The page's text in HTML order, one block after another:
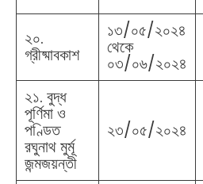
২০.
গ্রীষ্মাবকাশ
১৩/০৫/২০২৪
থেকে
০৩/০৬/২০২৪
২১. বুদ্ধ
পূর্ণিমা ও
পণ্ডিত
রঘুনাথ মুর্মূ
জন্মজয়ন্তী
২৩/০৫/২০২৪